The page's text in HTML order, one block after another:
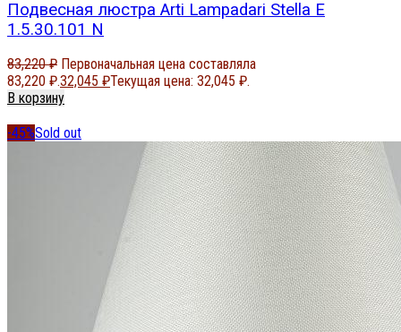
Подвесная люстра Arti Lampadari Stella E
1.5.30.101 N
83,220₽ Первоначальная цена составляла
83,220 ₽.32,045 ₽Текущая цена: 32,045 ₽.
В корзину
-45%Sold out